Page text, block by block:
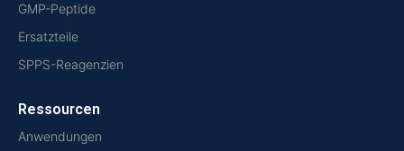
GMP-Peptide
Ersatzteile
SPPS-Reagenzien
Ressourcen
Anwendungen